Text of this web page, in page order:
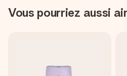
Vous pourriez aussi